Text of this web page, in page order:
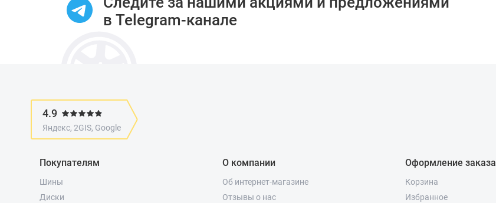
в Telegram-канале
4.9
Яндекс, 2GIS, Google
Покупателям
Шины
Диски
О компании
Об интернет-магазине
Отзывы о нас
Оформление заказа
Корзина
Избранное